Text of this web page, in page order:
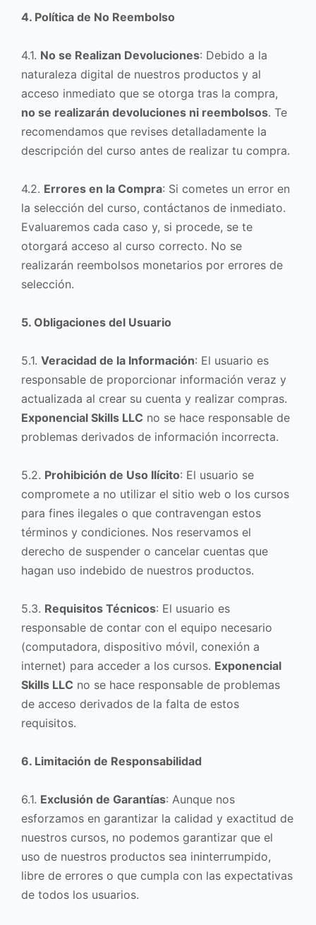
4. Política de No Reembolso
4.1. No se Realizan Devoluciones: Debido a la
naturaleza digital de nuestros productos y al
acceso inmediato que se otorga tras la compra,
no se realizarán devoluciones ni reembolsos. Te
recomendamos que revises detalladamente la
descripción del curso antes de realizar tu compra.
4.2. Errores en la Compra: Si cometes un error en
la selección del curso, contáctanos de inmediato.
Evaluaremos cada caso y, si procede, se te
otorgará acceso al curso correcto. No se
realizarán reembolsos monetarios por errores de
selección.
5. Obligaciones del Usuario
5.1. Veracidad de la Información: El usuario es
responsable de proporcionar información veraz y
actualizada al crear su cuenta y realizar compras.
Exponencial Skills LLC no se hace responsable de
problemas derivados de información incorrecta.
5.2. Prohibición de Uso Ilícito: El usuario se
compromete a no utilizar el sitio web o los cursos
para fines ilegales o que contravengan estos
términos y condiciones. Nos reservamos el
derecho de suspender o cancelar cuentas que
hagan uso indebido de nuestros productos.
5.3. Requisitos Técnicos: El usuario es
responsable de contar con el equipo necesario
(computadora, dispositivo móvil, conexión a
internet) para acceder a los cursos. Exponencial
Skills LLC no se hace responsable de problemas
de acceso derivados de la falta de estos
requisitos.
6. Limitación de Responsabilidad
6.1. Exclusión de Garantías: Aunque nos
esforzamos en garantizar la calidad y exactitud de
nuestros cursos, no podemos garantizar que el
uso de nuestros productos sea ininterrumpido,
libre de errores o que cumpla con las expectativas
de todos los usuarios.